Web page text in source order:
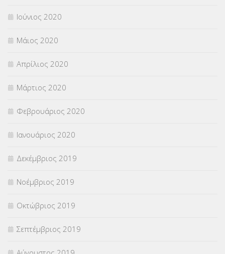
Ιούνιος 2020
Μάιος 2020
Απρίλιος 2020
Μάρτιος 2020
Φεβρουάριος 2020
Ιανουάριος 2020
Δεκέμβριος 2019
Νοέμβριος 2019
Οκτώβριος 2019
Σεπτέμβριος 2019